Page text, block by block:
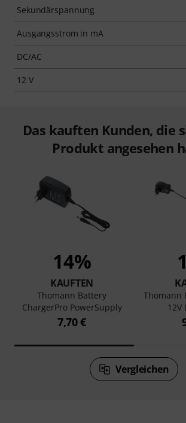
Sekundärspannung
Ausgangsstrom in mA
DC/AC
12 V
Das kauften Kunden, die
Produkt angesehen
14%
KAUFTEN
Thomann Battery
ChargerPro PowerSupply
7,70 €
Thomann
12V
Vergleichen